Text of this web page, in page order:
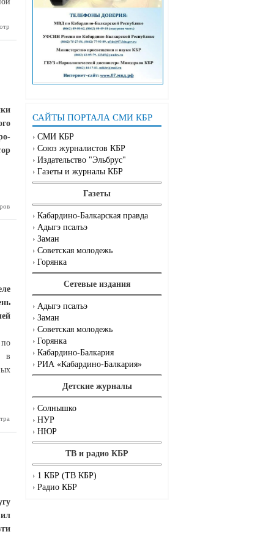
САЙТЫ ПОРТАЛА СМИ КБР
СМИ КБР
Союз журналистов КБР
Издательство "Эльбрус"
Газеты и журналы КБР
Газеты
Кабардино-Балкарская правда
Адыгэ псалъэ
Заман
Советская молодежь
Горянка
Сетевые издания
Адыгэ псалъэ
Заман
Советская молодежь
Горянка
Кабардино-Балкария
РИА «Кабардино-Балкария»
Детские журналы
Солнышко
НУР
НЮР
ТВ и радио КБР
1 КБР (ТВ КБР)
Радио КБР
в
в